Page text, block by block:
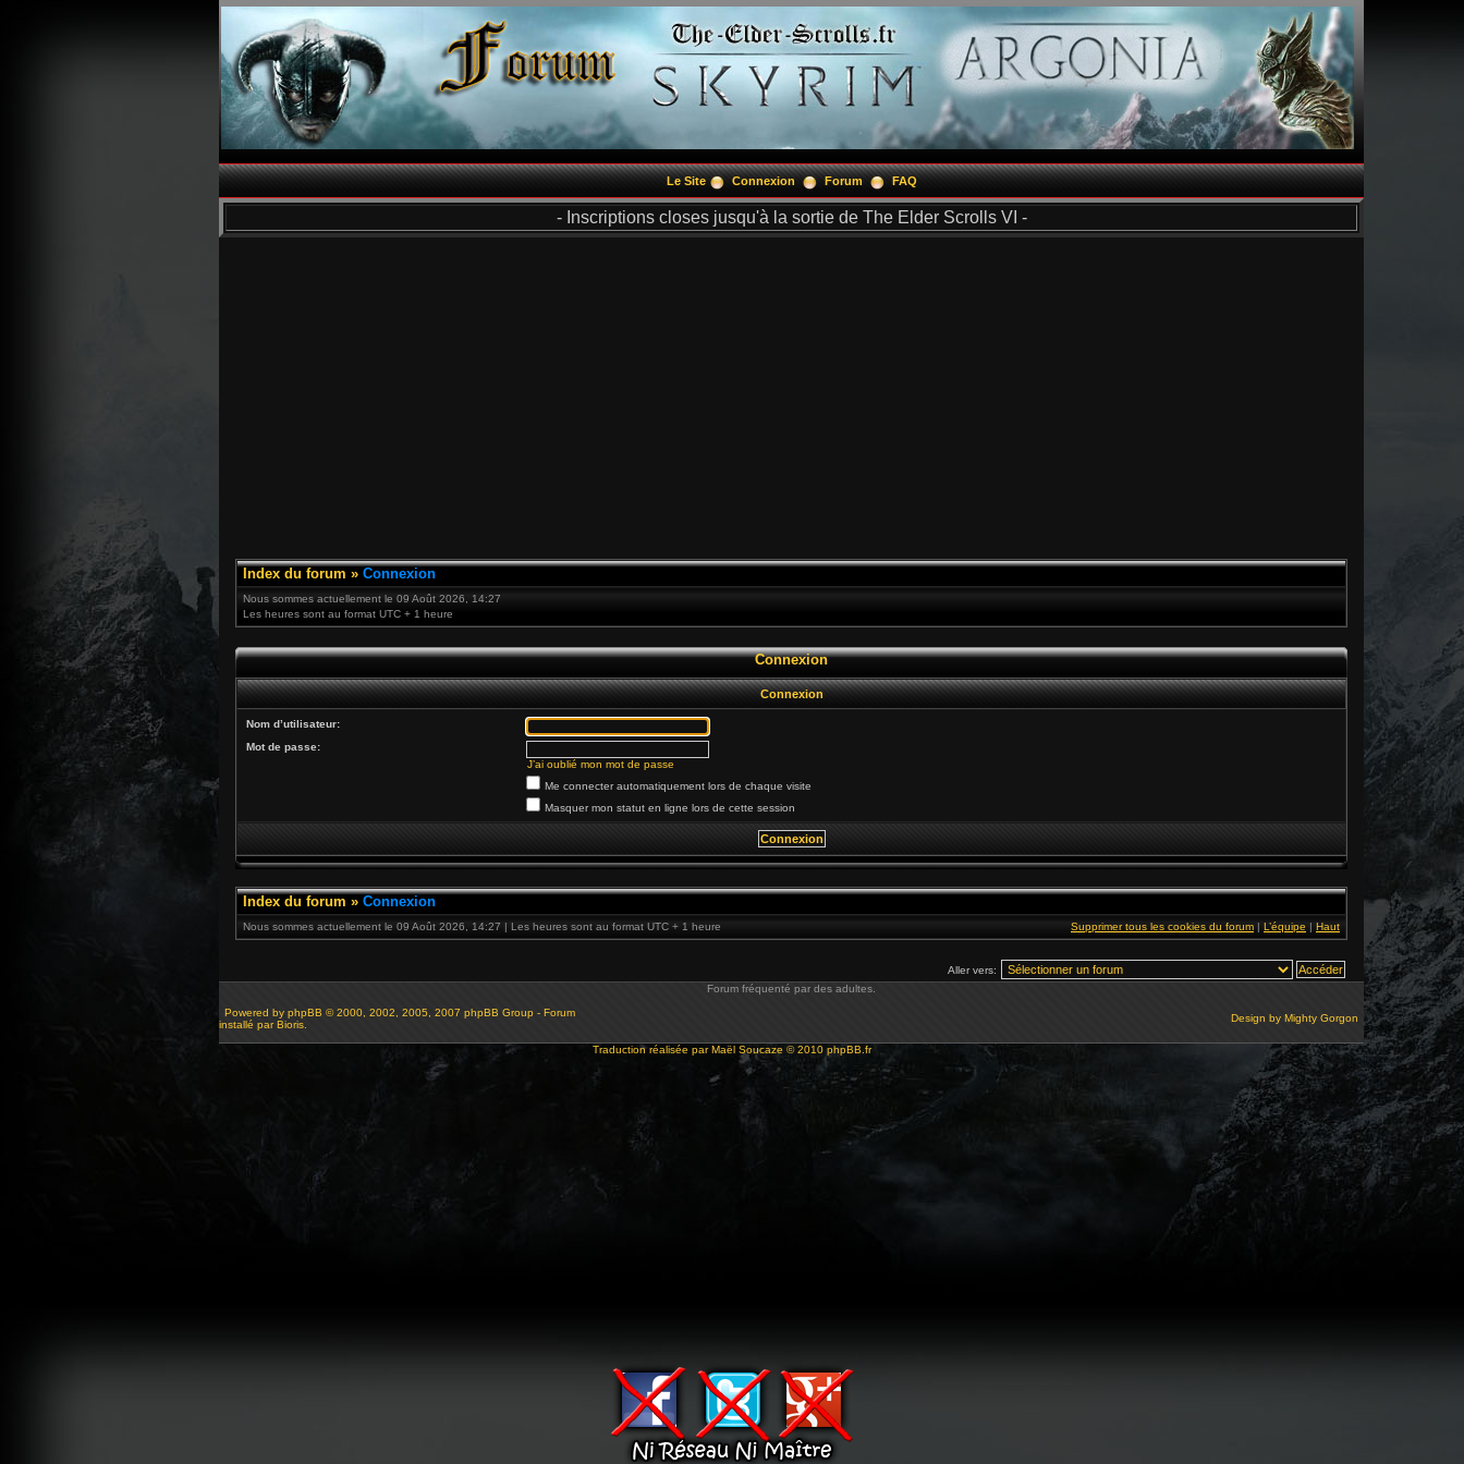
Le Site Connexion Forum FAQ
- Inscriptions closes jusqu'à la sortie de The Elder Scrolls VI -
Index du forum » Connexion
Nous sommes actuellement le 09 Août 2026, 14:27
Les heures sont au format UTC + 1 heure
Connexion
Connexion
Nom d’utilisateur:
Mot de passe:
J’ai oublié mon mot de passe
Me connecter automatiquement lors de chaque visite
Masquer mon statut en ligne lors de cette session
Index du forum » Connexion
Nous sommes actuellement le 09 Août 2026, 14:27 | Les heures sont au format UTC + 1 heure Supprimer tous les cookies du forum | L’équipe | Haut
Aller vers:
Forum fréquenté par des adultes.
Powered by phpBB © 2000, 2002, 2005, 2007 phpBB Group - Forum
installé par Bioris.
Design by Mighty Gorgon
Traduction réalisée parMaël Soucaze © 2010 phpBB.fr